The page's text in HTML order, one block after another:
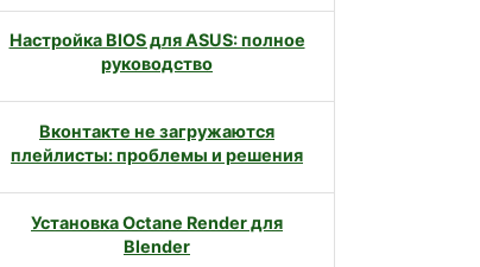
Настройка BIOS для ASUS: полное
руководство
Вконтакте не загружаются
плейлисты: проблемы и решения
Установка Octane Render для
Blender